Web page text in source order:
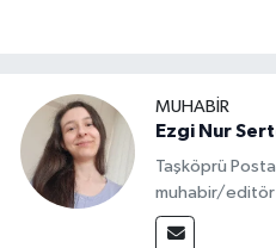
MUHABİR
Ezgi Nur
Taşköprü
muhabir/editör